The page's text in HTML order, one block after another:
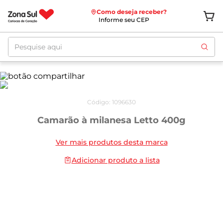
Como deseja receber?
Informe seu CEP
Pesquise aqui
Código: 1096630
Camarão à milanesa Letto 400g
Ver mais produtos desta marca
Adicionar produto a lista